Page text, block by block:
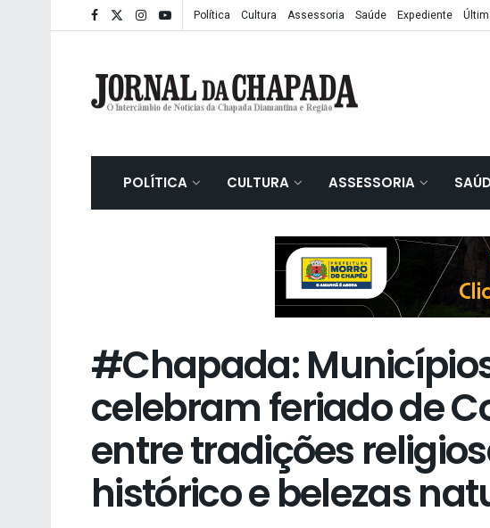
Política Cultura Assessoria Saúde Expediente
POLÍTICA CULTURA ASSESSORIA
#Chapada:
celebram feriado de
entre tradições
histórico e belezas